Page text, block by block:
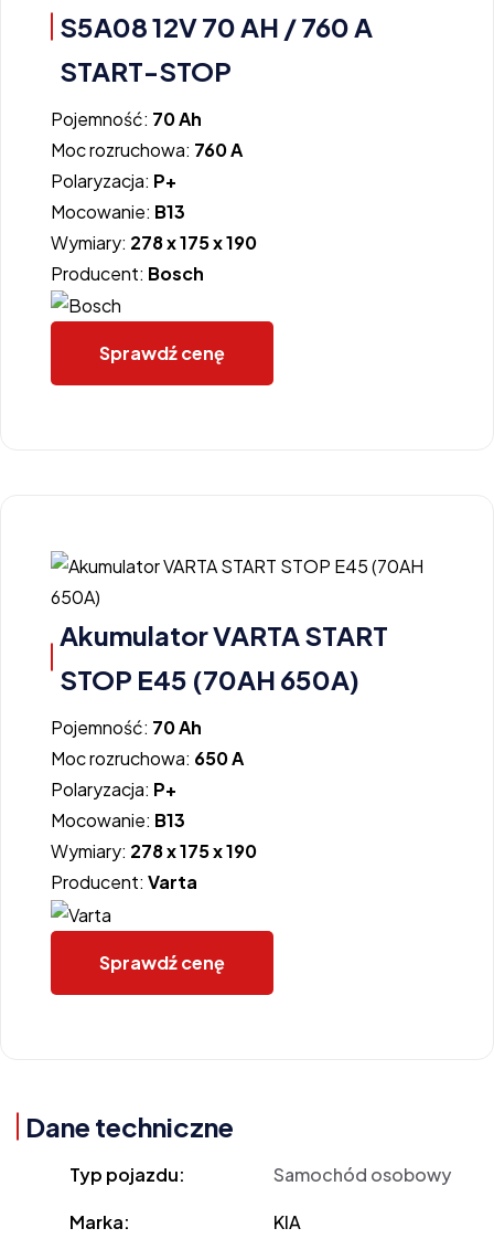
S5A08 12V 70 AH / 760 A
START-STOP
Pojemność: 70 Ah
Moc rozruchowa: 760 A
Polaryzacja: P+
Mocowanie: B13
Wymiary: 278 x 175 x 190
Producent: Bosch
Sprawdź cenę
Akumulator VARTA START
STOP E45 (70AH 650A)
Pojemność: 70 Ah
Moc rozruchowa: 650 A
Polaryzacja: P+
Mocowanie: B13
Wymiary: 278 x 175 x 190
Producent: Varta
Sprawdź cenę
Dane techniczne
Typ pojazdu: Samochód osobowy
Marka: KIA